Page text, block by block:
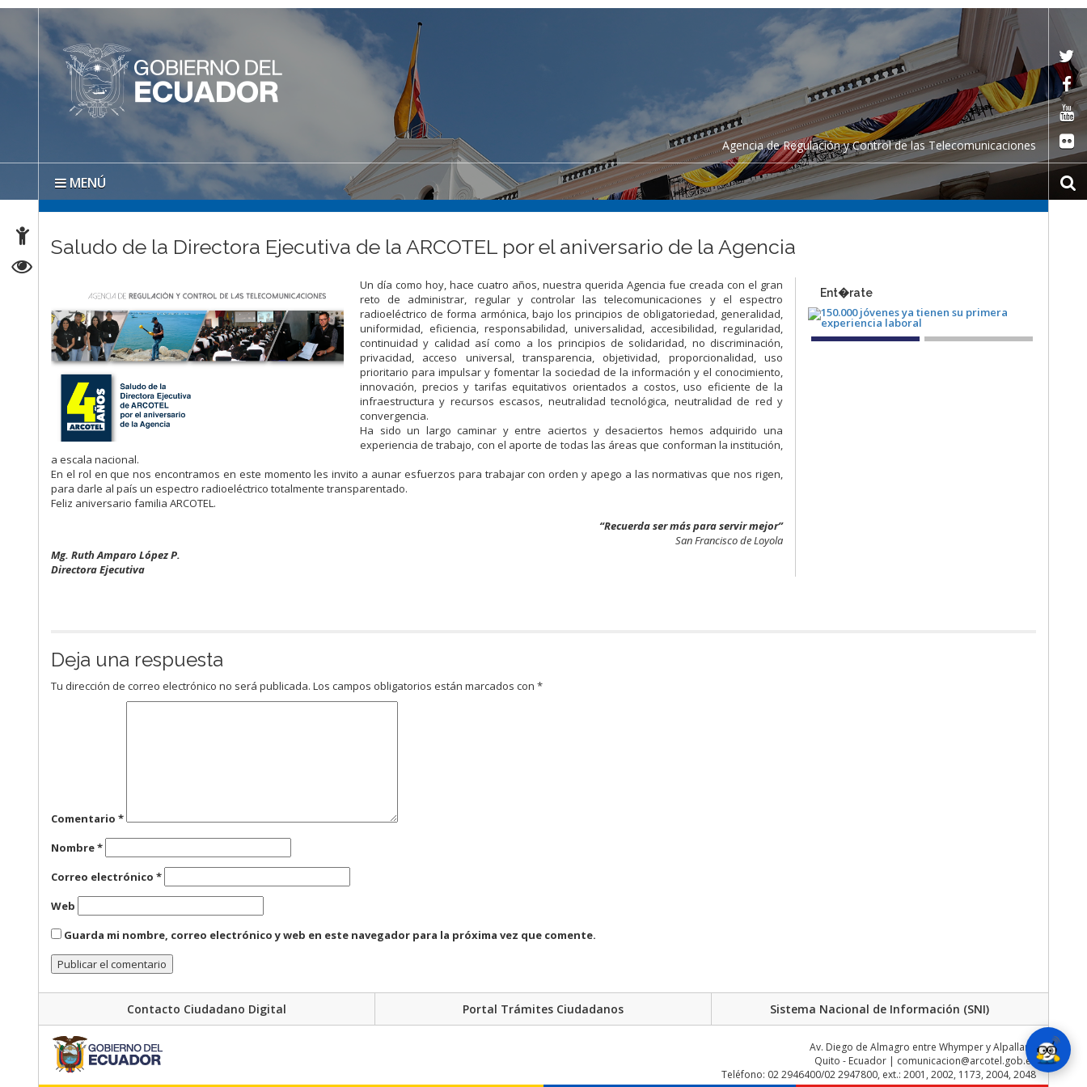
Agencia de Regulación y Control de las Telecomunicaciones
MENÚ
Saludo de la Directora Ejecutiva de la ARCOTEL por el aniversario de la Agencia
Un día como hoy, hace cuatro años, nuestra querida Agencia fue creada con el gran
reto de administrar, regular y controlar las telecomunicaciones y el espectro
radioeléctrico de forma armónica, bajo los principios de obligatoriedad, generalidad,
uniformidad, eficiencia, responsabilidad, universalidad, accesibilidad, regularidad,
continuidad y calidad así como a los principios de solidaridad, no discriminación,
privacidad, acceso universal, transparencia, objetividad, proporcionalidad, uso
prioritario para impulsar y fomentar la sociedad de la información y el conocimiento,
innovación, precios y tarifas equitativos orientados a costos, uso eficiente de la
infraestructura y recursos escasos, neutralidad tecnológica, neutralidad de red y
convergencia.
Ha sido un largo caminar y entre aciertos y desaciertos hemos adquirido una
experiencia de trabajo, con el aporte de todas las áreas que conforman la institución,
a escala nacional.
En el rol en que nos encontramos en este momento les invito a aunar esfuerzos para trabajar con orden y apego a las normativas que nos rigen,
para darle al país un espectro radioeléctrico totalmente transparentado.
Feliz aniversario familia ARCOTEL.
“Recuerda ser más para servir mejor”
San Francisco de Loyola
Mg. Ruth Amparo López P.
Directora Ejecutiva​
Ent�rate
Deja una respuesta
Tu dirección de correo electrónico no será publicada. Los campos obligatorios están marcados con*
Comentario*
Nombre*
Correo electrónico*
Web
Guarda mi nombre, correo electrónico y web en este navegador para la próxima vez que comente.
Contacto Ciudadano Digital Portal Trámites Ciudadanos Sistema Nacional de Información (SNI)
Av. Diego de Almagro entre Whymper y Alpallana
Quito - Ecuador | comunicacion@arcotel.gob.ec
Teléfono: 02 2946400/02 2947800, ext.: 2001, 2002, 1173, 2004, 2048